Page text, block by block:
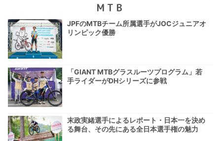
MTB
JPFのMTBチーム所属選手がJOCジュニアオ
リンピック優勝
「GIANT MTBグラスルーツプログラム」若
手ライダーがDHシリーズに参戦
末政実緒選手によるレポート・日本一を決め
る舞台、その先にある全日本選手権の魅力